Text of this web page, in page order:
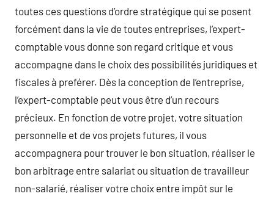
toutes ces questions d’ordre stratégique qui se posent
forcément dans la vie de toutes entreprises, l’expert-
comptable vous donne son regard critique et vous
accompagne dans le choix des possibilités juridiques et
fiscales à preférer. Dès la conception de l’entreprise,
l’expert-comptable peut vous être d’un recours
précieux. En fonction de votre projet, votre situation
personnelle et de vos projets futures, il vous
accompagnera pour trouver le bon situation, réaliser le
bon arbitrage entre salariat ou situation de travailleur
non-salarié, réaliser votre choix entre impôt sur le